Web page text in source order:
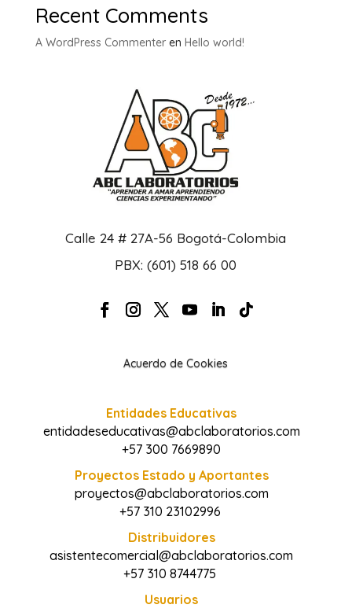
Recent Comments
A WordPress Commenteren Hello world!
Calle 24 # 27A-56 Bogotá-Colombia
PBX: (601) 518 66 00
Acuerdo de Cookies
Entidades Educativas
entidadeseducativas@abclaboratorios.com
+57 300 7669890
Proyectos Estado y Aportantes
proyectos@abclaboratorios.com
+57 310 23102996
Distribuidores
asistentecomercial@abclaboratorios.com
+57 310 8744775
Usuarios